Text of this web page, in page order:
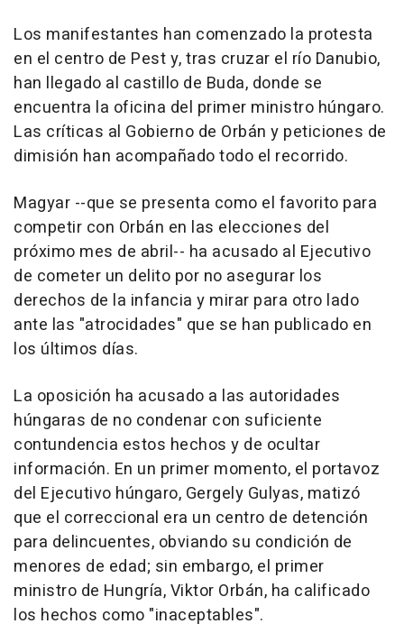
Los manifestantes han comenzado la protesta
en el centro de Pest y, tras cruzar el río Danubio,
han llegado al castillo de Buda, donde se
encuentra la oficina del primer ministro húngaro.
Las críticas al Gobierno de Orbán y peticiones de
dimisión han acompañado todo el recorrido.
Magyar --que se presenta como el favorito para
competir con Orbán en las elecciones del
próximo mes de abril-- ha acusado al Ejecutivo
de cometer un delito por no asegurar los
derechos de la infancia y mirar para otro lado
ante las "atrocidades" que se han publicado en
los últimos días.
La oposición ha acusado a las autoridades
húngaras de no condenar con suficiente
contundencia estos hechos y de ocultar
información. En un primer momento, el portavoz
del Ejecutivo húngaro, Gergely Gulyas, matizó
que el correccional era un centro de detención
para delincuentes, obviando su condición de
menores de edad; sin embargo, el primer
ministro de Hungría, Viktor Orbán, ha calificado
los hechos como "inaceptables".